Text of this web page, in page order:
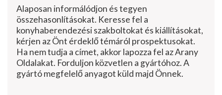
Alaposan informálódjon és te­gyen
összehasonlításokat. Ke­resse fel a
konyhaberendezési szakboltokat és kiállításokat,
kérjen az Önt érdeklő témáról prospektusokat.
Ha nem tudja a címet, akkor lapozza fel az Arany
Oldalakat. Forduljon közvetlen a gyártóhoz. A
gyár­tó megfelelő anyagot küld majd Önnek.